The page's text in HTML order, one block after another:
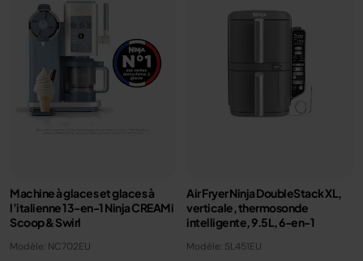
Machine à glaces et glaces à
l’italienne 13-en-1 Ninja CREAMi
Scoop & Swirl
Modèle: NC702EU
Air Fryer Ninja DoubleStack XL,
verticale, thermosonde
intelligente, 9.5L, 6-en-1
Modèle: SL451EU